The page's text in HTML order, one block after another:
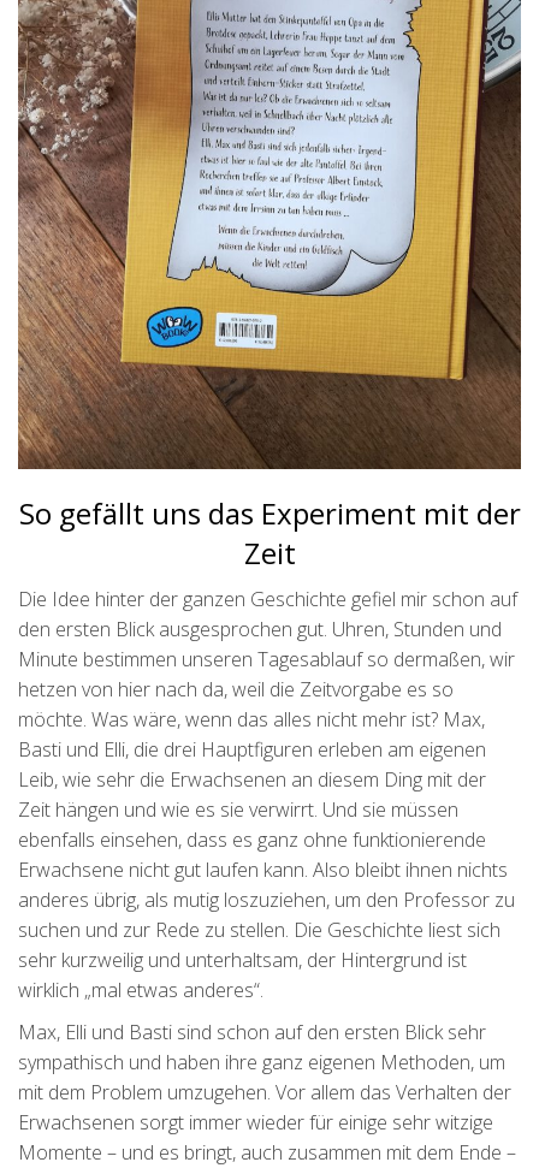
So gefällt uns das Experiment mit der
Zeit
Die Idee hinter der ganzen Geschichte gefiel mir schon auf
den ersten Blick ausgesprochen gut. Uhren, Stunden und
Minute bestimmen unseren Tagesablauf so dermaßen, wir
hetzen von hier nach da, weil die Zeitvorgabe es so
möchte. Was wäre, wenn das alles nicht mehr ist? Max,
Basti und Elli, die drei Hauptfiguren erleben am eigenen
Leib, wie sehr die Erwachsenen an diesem Ding mit der
Zeit hängen und wie es sie verwirrt. Und sie müssen
ebenfalls einsehen, dass es ganz ohne funktionierende
Erwachsene nicht gut laufen kann. Also bleibt ihnen nichts
anderes übrig, als mutig loszuziehen, um den Professor zu
suchen und zur Rede zu stellen. Die Geschichte liest sich
sehr kurzweilig und unterhaltsam, der Hintergrund ist
wirklich „mal etwas anderes“.
Max, Elli und Basti sind schon auf den ersten Blick sehr
sympathisch und haben ihre ganz eigenen Methoden, um
mit dem Problem umzugehen. Vor allem das Verhalten der
Erwachsenen sorgt immer wieder für einige sehr witzige
Momente – und es bringt, auch zusammen mit dem Ende –